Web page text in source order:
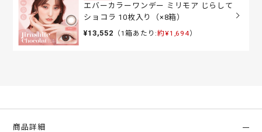
エバーカラーワンデー ミリモア じらして
ショコラ 10枚入り（×8箱）
¥13,552 （1箱あたり:約¥1,694）
商品詳細